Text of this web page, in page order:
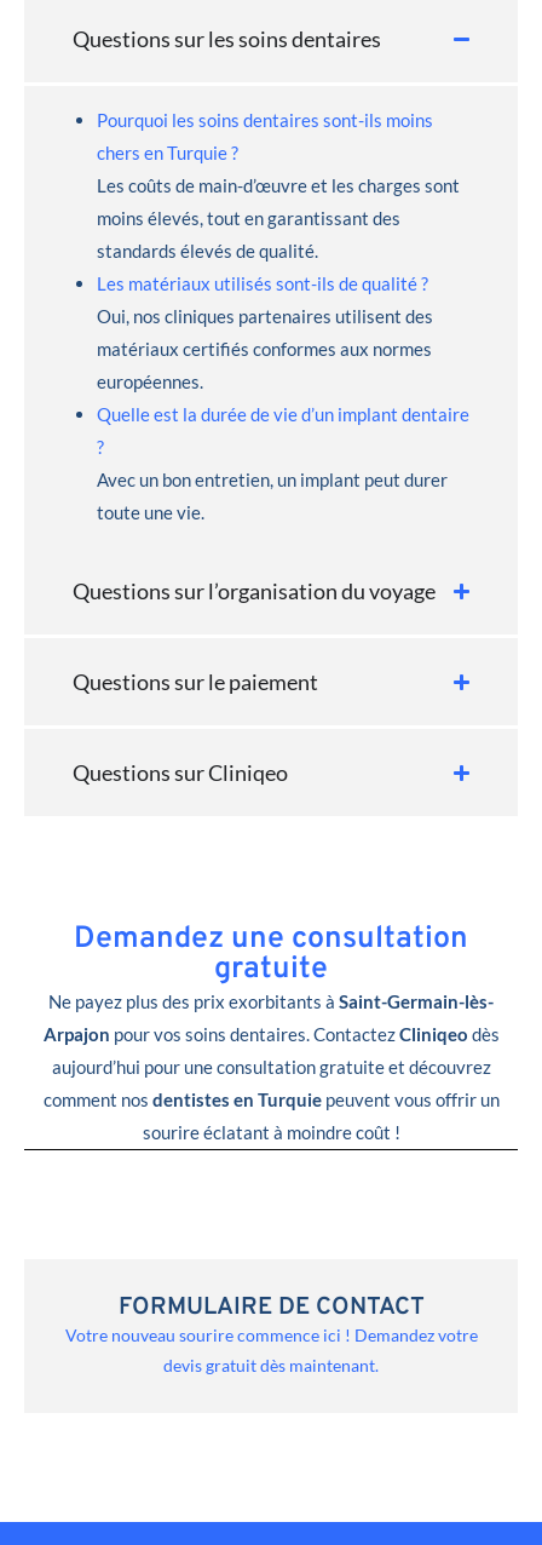
Questions sur les soins dentaires
Pourquoi les soins dentaires sont-ils moins
chers en Turquie ?
Les coûts de main-d’œuvre et les charges sont
moins élevés, tout en garantissant des
standards élevés de qualité.
Les matériaux utilisés sont-ils de qualité ?
Oui, nos cliniques partenaires utilisent des
matériaux certifiés conformes aux normes
européennes.
Quelle est la durée de vie d’un implant dentaire
?
Avec un bon entretien, un implant peut durer
toute une vie.
Questions sur l’organisation du voyage
Questions sur le paiement
Questions sur Cliniqeo
Demandez une consultation
gratuite
Ne payez plus des prix exorbitants à Saint-Germain-lès-
Arpajon pour vos soins dentaires. ContactezCliniqeo dès
aujourd’hui pour une consultation gratuite et découvrez
comment nos dentistes en Turquiepeuvent vous offrir un
sourire éclatant à moindre coût !
FORMULAIRE DE CONTACT
Votre nouveau sourire commence ici ! Demandez votre
devis gratuit dès maintenant.